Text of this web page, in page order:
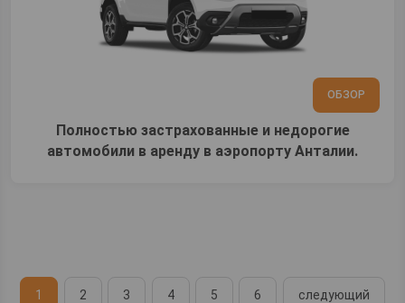
ОБЗОР
Полностью застрахованные и недорогие
автомобили в аренду в аэропорту Анталии.
1 2 3 4 5 6 следующий